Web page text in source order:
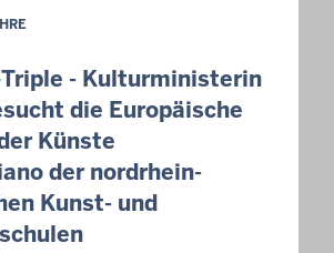
- Kulturministerin
die Europäische
Künste
der nordrhein-
Kunst- und